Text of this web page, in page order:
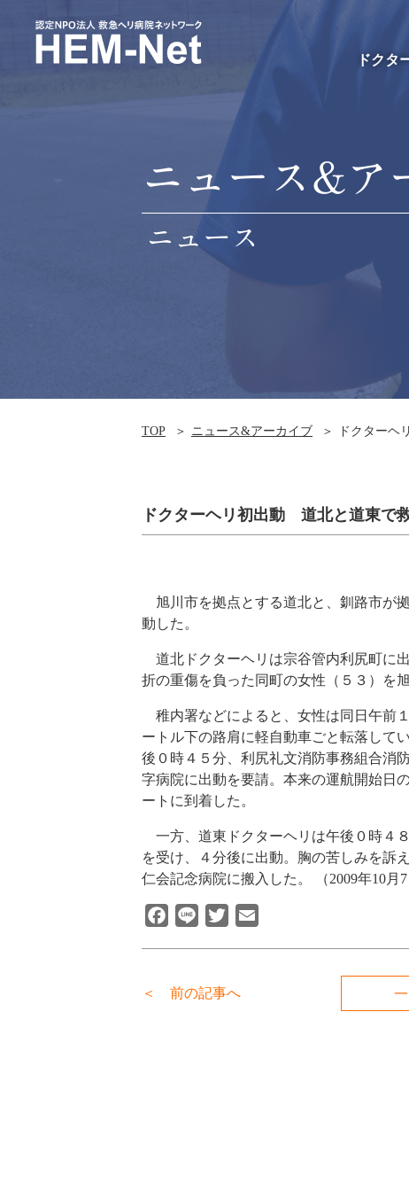
ドクタ
ニュース&ア
ニュース
TOP ニュース&アーカイブ ドクター
ドクターヘリ初出動 道北と道東で
旭川市を拠点とする道北と、釧路市が
動した。
道北ドクターヘリは宗谷管内利尻町に
折の重傷を負った同町の女性（５３）を
稚内署などによると、女性は同日午前
ートル下の路肩に軽自動車ごと転落して
後０時４５分、利尻礼文消防事務組合消
字病院に出動を要請。本来の運航開始日
ートに到着した。
一方、道東ドクターヘリは午後０時４
を受け、４分後に出動。胸の苦しみを訴
仁会記念病院に搬入した。 （2009年10月
Facebook
Line Twitter
＜ 前の記事へ